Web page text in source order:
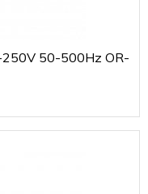
250V 50-500Hz OR-